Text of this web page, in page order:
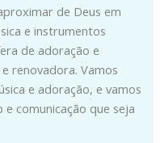
de Deus em
e instrumentos
de adoração e
renovadora. Vamos
e adoração, e vamos
comunicação que seja